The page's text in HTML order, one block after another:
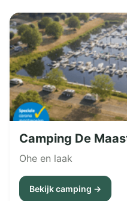
Camping De
Ohe en laak
Bekijk camping →